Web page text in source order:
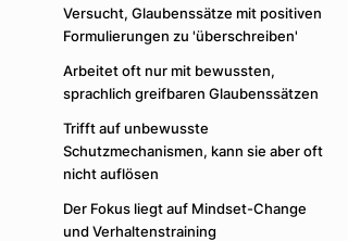
Ebene der Arbeit
Klassisch:Mental & Verhalten
:Energetisch, körperlich &
identitätsbasiert
Umgang mit Glaubenssätzen
Klassisch:erkennt und reframed bewusste
Versucht, Glaubenssätze mit positiven
Formulierungen zu 'überschreiben'
Arbeitet oft nur mit bewussten,
sprachlich greifbaren Glaubenssätzen
Trifft auf unbewusste
Schutzmechanismen, kann sie aber oft
nicht auflösen
Der Fokus liegt auf Mindset-Change
und Verhaltenstraining